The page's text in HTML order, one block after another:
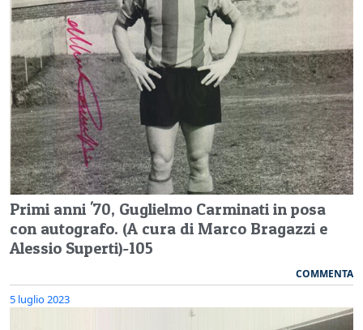
Primi anni '70, Guglielmo Carminati in posa
con autografo. (A cura di Marco Bragazzi e
Alessio Superti)-105
COMMENTA
5 luglio 2023